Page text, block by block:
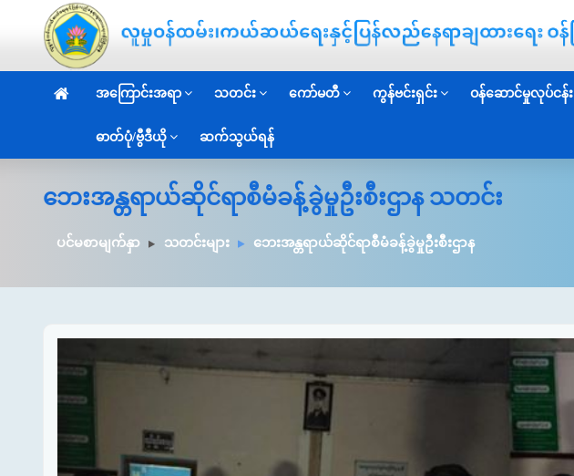
အကြောင်းအရာ သတင်း ကော်မတီ ကွန်ဗင်းရှင်း ဝန်ဆောင်မှုလုပ်ငန်း
ဓာတ်ပုံ/ဗွီဒီယို ဆက်သွယ်ရန်
ဘေးအန္တရာယ်ဆိုင်ရာစီမံခန့်ခွဲမှုဦးစီးဌာန သတင်း
ပင်မစာမျက်နှာ သတင်းများ ဘေးအန္တရာယ်ဆိုင်ရာစီမံခန့်ခွဲမှုဦးစီးဌာန